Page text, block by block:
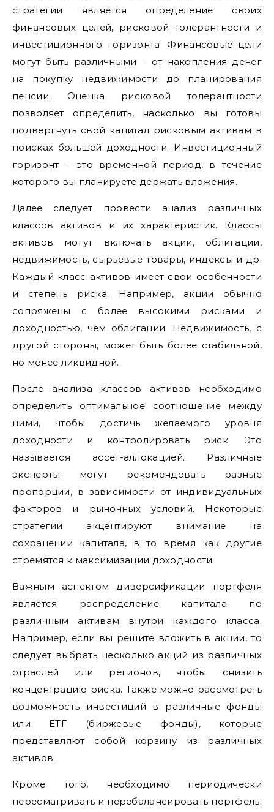
стратегии является определение своих
финансовых целей, рисковой толерантности и
инвестиционного горизонта. Финансовые цели
могут быть различными – от накопления денег
на покупку недвижимости до планирования
пенсии. Оценка рисковой толерантности
позволяет определить, насколько вы готовы
подвергнуть свой капитал рисковым активам в
поисках большей доходности. Инвестиционный
горизонт – это временной период, в течение
которого вы планируете держать вложения.
Далее следует провести анализ различных
классов активов и их характеристик. Классы
активов могут включать акции, облигации,
недвижимость, сырьевые товары, индексы и др.
Каждый класс активов имеет свои особенности
и степень риска. Например, акции обычно
сопряжены с более высокими рисками и
доходностью, чем облигации. Недвижимость, с
другой стороны, может быть более стабильной,
но менее ликвидной.
После анализа классов активов необходимо
определить оптимальное соотношение между
ними, чтобы достичь желаемого уровня
доходности и контролировать риск. Это
называется ассет-аллокацией. Различные
эксперты могут рекомендовать разные
пропорции, в зависимости от индивидуальных
факторов и рыночных условий. Некоторые
стратегии акцентируют внимание на
сохранении капитала, в то время как другие
стремятся к максимизации доходности.
Важным аспектом диверсификации портфеля
является распределение капитала по
различным активам внутри каждого класса.
Например, если вы решите вложить в акции, то
следует выбрать несколько акций из различных
отраслей или регионов, чтобы снизить
концентрацию риска. Также можно рассмотреть
возможность инвестиций в различные фонды
или ETF (биржевые фонды), которые
представляют собой корзину из различных
активов.
Кроме того, необходимо периодически
пересматривать и перебалансировать портфель.